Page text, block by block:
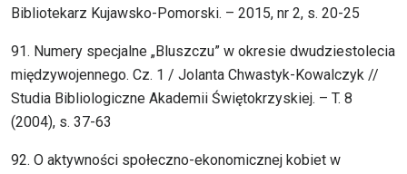
Bibliotekarz Kujawsko-Pomorski. – 2015, nr 2, s. 20-25
91. Numery specjalne „Bluszczu” w okresie dwudziestolecia
międzywojennego. Cz. 1 / Jolanta Chwastyk-Kowalczyk //
Studia Bibliologiczne Akademii Świętokrzyskiej. – T. 8
(2004), s. 37-63
92. O aktywności społeczno-ekonomicznej kobiet w